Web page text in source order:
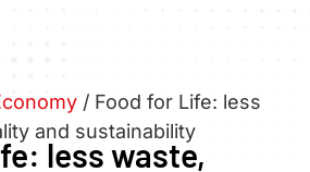
/ Food for Life: less
and sustainability
less waste,